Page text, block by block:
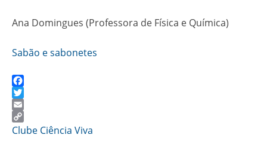
Ana Domingues (Professora de Física e Química)
Sabão e sabonetes
Facebook
Twitter
Email
Copy
Clube Ciência Viva